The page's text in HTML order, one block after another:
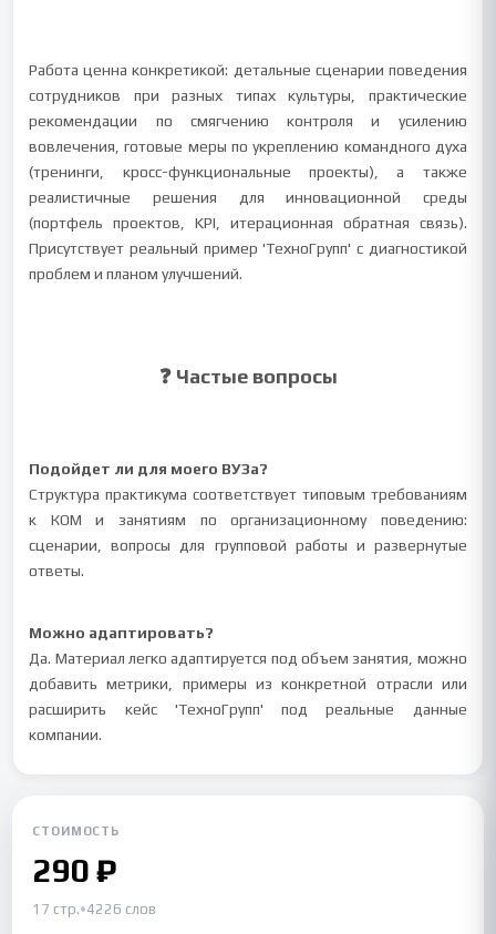
Работа ценна конкретикой: детальные сценарии поведения
сотрудников при разных типах культуры, практические
рекомендации по смягчению контроля и усилению
вовлечения, готовые меры по укреплению командного духа
(тренинги, кросс-функциональные проекты), а также
реалистичные решения для инновационной среды
(портфель проектов, KPI, итерационная обратная связь).
Присутствует реальный пример 'ТехноГрупп' с диагностикой
проблем и планом улучшений.
❓ Частые вопросы
Подойдет ли для моего ВУЗа?
Структура практикума соответствует типовым требованиям
к КОМ и занятиям по организационному поведению:
сценарии, вопросы для групповой работы и развернутые
ответы.
Можно адаптировать?
Да. Материал легко адаптируется под объем занятия, можно
добавить метрики, примеры из конкретной отрасли или
расширить кейс 'ТехноГрупп' под реальные данные
компании.
СТОИМОСТЬ
290 ₽
17 стр.•4226 слов